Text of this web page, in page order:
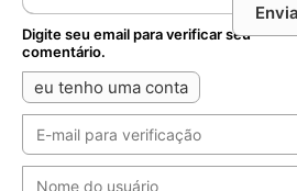
Digite seu email para verificar seu
comentário.
eu tenho uma conta